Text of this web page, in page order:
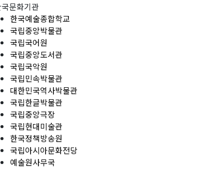
문화기관
한국예술종합학교
국립중앙박물관
국립국어원
국립중앙도서관
국립국악원
국립민속박물관
대한민국역사박물관
국립한글박물관
국립중앙극장
국립현대미술관
한국정책방송원
국립아시아문화전당
예술원사무국